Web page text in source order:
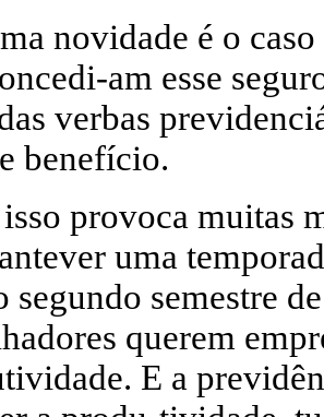
novidade é o
am esse
verbas
benefício.
provoca muitas
uma
segundo semestre
querem
E a